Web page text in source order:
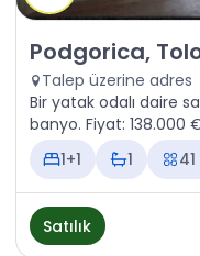
Satılık - Daire
Podgorica,
Talep üzerine adres
Bir yatak odalı daire
banyo. Fiyat: 138.000
1+1
1
Satılık